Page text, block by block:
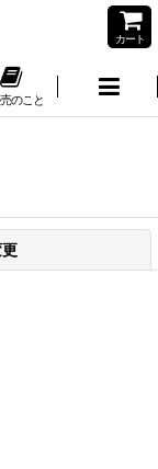
カート
のこと